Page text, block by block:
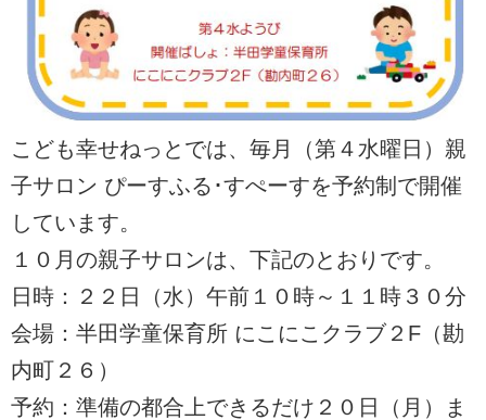
こども幸せねっとでは、毎月（第４水曜日）親
子サロン ぴーすふる･すぺーすを予約制で開催
しています。
１０月の親子サロンは、下記のとおりです。
日時：２２日（水）午前１０時～１１時３０分
会場：半田学童保育所 にこにこクラブ２F（勘
内町２６）
予約：準備の都合上できるだけ２０日（月）ま